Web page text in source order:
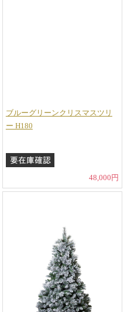
ブルーグリーンクリスマスツリ
ー H180
48,000円